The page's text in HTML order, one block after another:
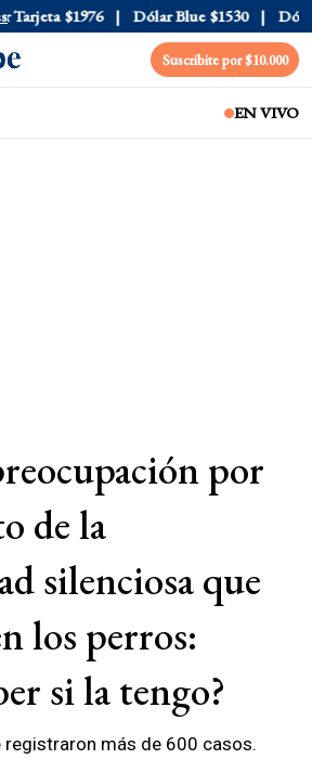
$1976 Dólar Blue $1530 Dólar
Suscribite por $10.000
EN VIVO
por
de la
silenciosa que
los perros:
si la tengo?
registraron más de 600 casos.